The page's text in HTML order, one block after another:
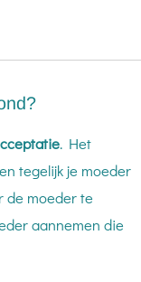
. Het
tegelijk je moeder
de moeder te
aannemen die